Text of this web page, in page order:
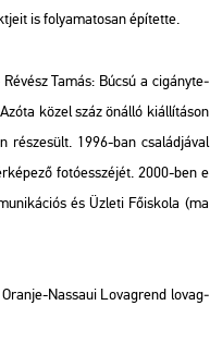
is fo­lya­ma­to­san épí­tet­te.
Tamás: Búcsú a ci­gány­te­
közel száz ön­ál­ló ki­ál­lí­tá­son
ré­sze­sült. 1996-ban csa­lád­já­val
fo­tó­esszé­jét. 2000-ben e
és Üz­le­ti Fő­is­ko­la (ma
Nas­sa­ui Lo­vag­rend lo­vag­